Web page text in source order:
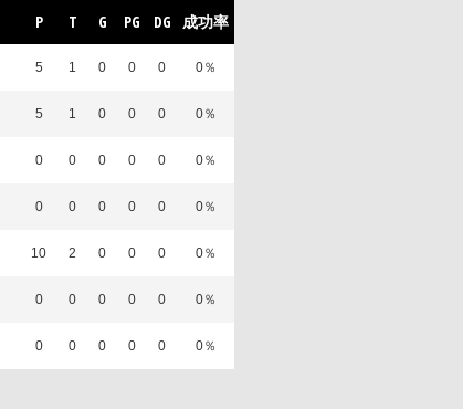
P T G PG DG 成功率
5 1 0 0 0 0％
5 1 0 0 0 0％
0 0 0 0 0 0％
0 0 0 0 0 0％
10 2 0 0 0 0％
0 0 0 0 0 0％
0 0 0 0 0 0％